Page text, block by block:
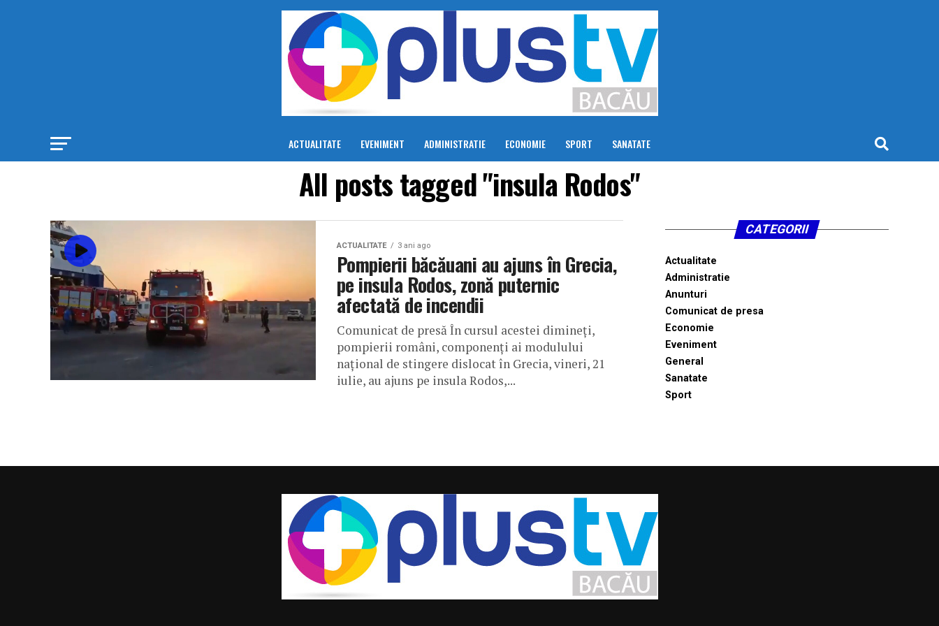
ACTUALITATE EVENIMENT ADMINISTRATIE ECONOMIE SPORT SANATATE
All posts tagged "insula Rodos"
ACTUALITATE 3 ani ago
Pompierii băcăuani au ajuns în Grecia,
pe insula Rodos, zonă puternic
afectată de incendii
Comunicat de presă În cursul acestei dimineți,
pompierii români, componenți ai modulului
național de stingere dislocat în Grecia, vineri, 21
iulie, au ajuns pe insula Rodos,...
CATEGORII
Actualitate
Administratie
Anunturi
Comunicat de presa
Economie
Eveniment
General
Sanatate
Sport